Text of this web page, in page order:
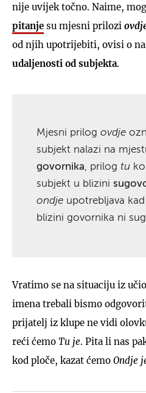
nije uvijek točno. Naime,
pitanje su mjesni prilozi
od njih upotrijebiti, ovisi o
udaljenosti od subjekta.
Mjesni prilog ovdje
subjekt nalazi na
govornika, prilog tu
subjekt u blizini
ondje upotrebljava
blizini govornika ni
Vratimo se na situaciju iz
imena trebali bismo
prijatelj iz klupe ne vidi
reći ćemo Tu je. Pita li nas
kod ploče, kazat ćemo Ondje